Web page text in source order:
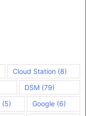
Cloud Station (8)
DSM (79)
(5) Google (6)